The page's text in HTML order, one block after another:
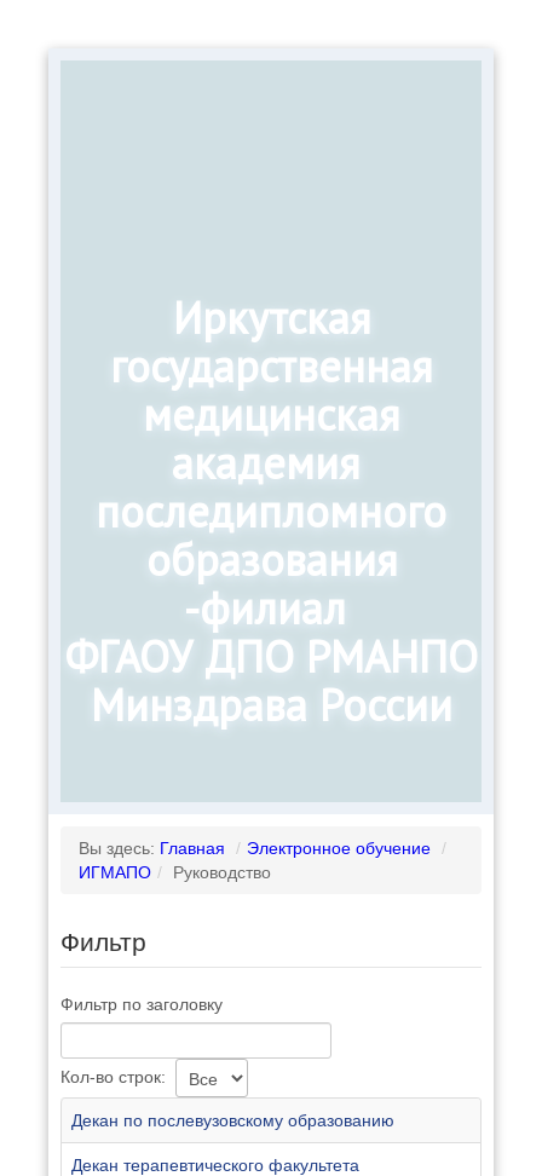
Иркутская
государственная
медицинская
академия
последипломного
образования
-филиал
ФГАОУ ДПО РМАНПО
Минздрава России
Вы здесь: Главная / Электронное обучение
/
ИГМАПО / Руководство
Фильтр
Фильтр по заголовку
Кол-во строк:
Декан по послевузовскому образованию
Декан терапевтического факультета